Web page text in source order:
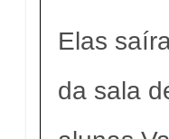
Elas
da sala